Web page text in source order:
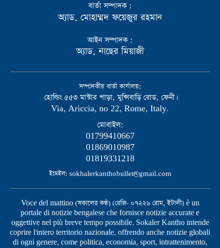
বার্তা সম্পাদক :
অ্যাড. মোহাম্মদ ফয়েজুর রহমান
আইন সম্পাদক :
অ্যাড. নাছের মিয়াজী
সম্পাদকীয় বার্তা কার্যালয়:
হোল্ডিং ৫৫৩ মাস্টার পাড়া, মুন্সিবাড়ি রোড, ফেনী।
Via, Ariccia, no 22, Rome, Italy.
মোবাইল:
01799410667
01869010987
01819331218
ইমেইল: sokhalerkanthobullet@gmail.com
Voce del mattino (সকালের কণ্ঠ) (রেজি- ০৭২২৬ রোম, ইটালী) è un
portale di notizie bengalese che fornisce notizie accurate e
oggettive nel più breve tempo possibile. Sokaler Kantho intende
coprire l'intero territorio nazionale, offrendo anche notizie globali
di ogni genere, come politica, economia, sport, intrattenimento,